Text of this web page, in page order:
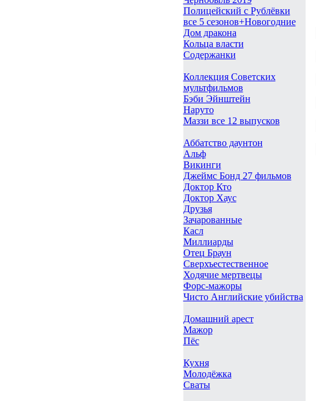
Полицейский с Рублёвки
все 5 сезонов+Новогодние
Дом дракона
Кольца власти
Содержанки
Коллекция Советских
мультфильмов
Бэби Эйнштейн
Наруто
Маззи все 12 выпусков
Аббатство даунтон
Альф
Викинги
Джеймс Бонд 27 фильмов
Доктор Кто
Доктор Хаус
Друзья
Зачарованные
Касл
Миллиарды
Отец Браун
Сверхъестественное
Ходячие мертвецы
Форс-мажоры
Чисто Английские убийства
Домашний арест
Мажор
Пёс
Кухня
Молодёжка
Сваты